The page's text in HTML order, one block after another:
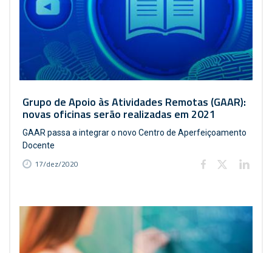
Grupo de Apoio às Atividades Remotas (GAAR):
novas oficinas serão realizadas em 2021
GAAR passa a integrar o novo Centro de Aperfeiçoamento
Docente
17/dez/2020